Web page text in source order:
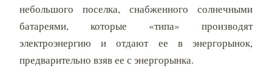
небольшого поселка, снабженного солнечными
батареями, которые «типа» производят
электроэнергию и отдают ее в энергорынок,
предварительно взяв ее с энергорынка.